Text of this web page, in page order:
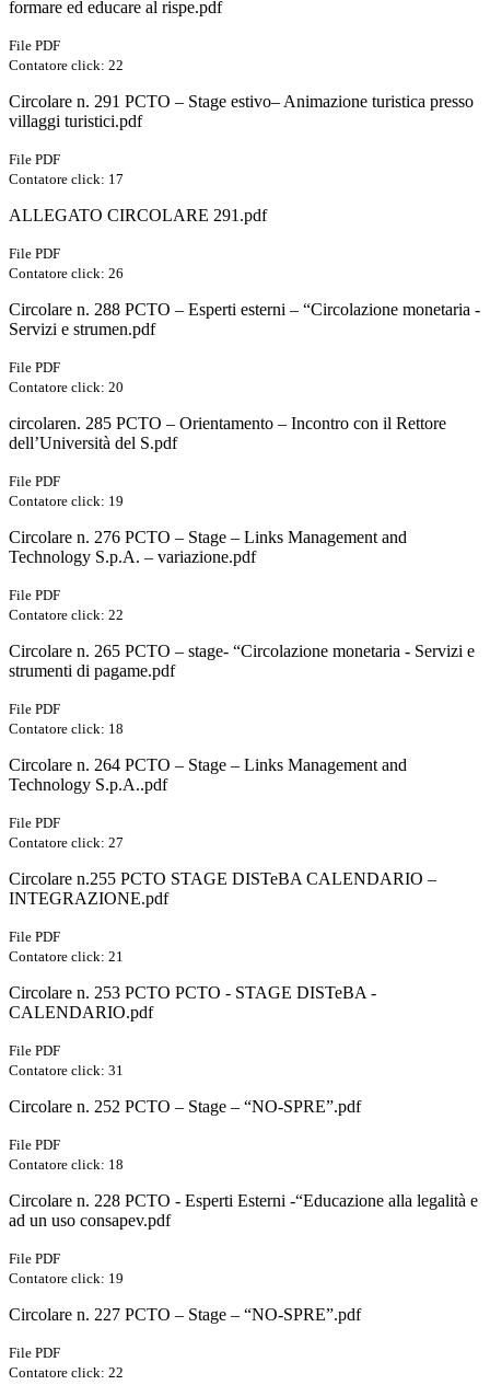
formare ed educare al rispe.pdf
File PDF
Contatore click: 22
Circolare n. 291 PCTO – Stage estivo– Animazione turistica presso
villaggi turistici.pdf
File PDF
Contatore click: 17
ALLEGATO CIRCOLARE 291.pdf
File PDF
Contatore click: 26
Circolare n. 288 PCTO – Esperti esterni – “Circolazione monetaria -
Servizi e strumen.pdf
File PDF
Contatore click: 20
circolaren. 285 PCTO – Orientamento – Incontro con il Rettore
dell’Università del S.pdf
File PDF
Contatore click: 19
Circolare n. 276 PCTO – Stage – Links Management and
Technology S.p.A. – variazione.pdf
File PDF
Contatore click: 22
Circolare n. 265 PCTO – stage- “Circolazione monetaria - Servizi e
strumenti di pagame.pdf
File PDF
Contatore click: 18
Circolare n. 264 PCTO – Stage – Links Management and
Technology S.p.A..pdf
File PDF
Contatore click: 27
Circolare n.255 PCTO STAGE DISTeBA CALENDARIO –
INTEGRAZIONE.pdf
File PDF
Contatore click: 21
Circolare n. 253 PCTO PCTO - STAGE DISTeBA -
CALENDARIO.pdf
File PDF
Contatore click: 31
Circolare n. 252 PCTO – Stage – “NO-SPRE”.pdf
File PDF
Contatore click: 18
Circolare n. 228 PCTO - Esperti Esterni -“Educazione alla legalità e
ad un uso consapev.pdf
File PDF
Contatore click: 19
Circolare n. 227 PCTO – Stage – “NO-SPRE”.pdf
File PDF
Contatore click: 22